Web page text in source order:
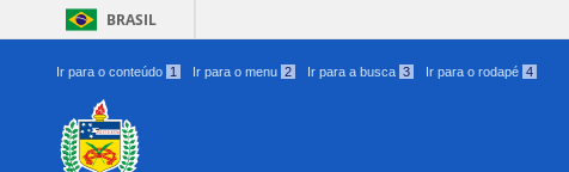
BRASIL
Ir para o conteúdo 1 Ir para o menu 2 Ir para a busca 3 Ir para o rodapé 4